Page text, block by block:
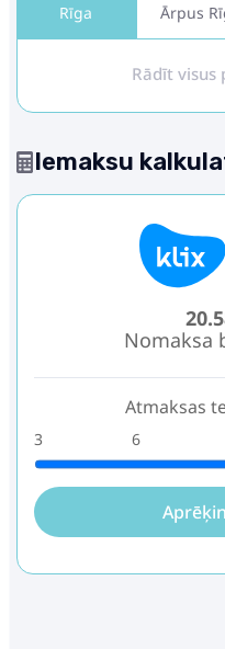
Rīga Ārpus
Rādīt visus
Iemaksu
Nomaksa
Atmaksas
3 6